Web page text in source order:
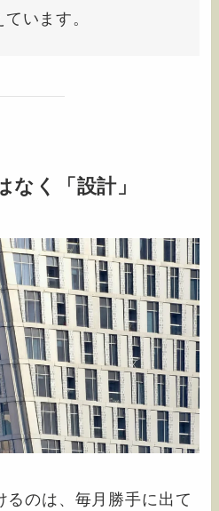
います。
なく「設計」
るのは、毎月勝手に出て